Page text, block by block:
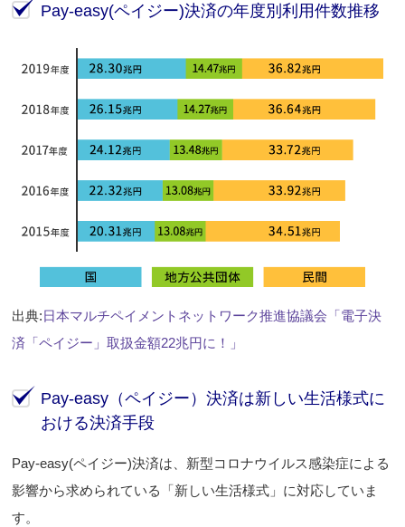
Pay-easy(ペイジー)決済の年度別利用件数推移
出典:日本マルチペイメントネットワーク推進協議会「電子決
済「ペイジー」取扱金額22兆円に！」
Pay-easy（ペイジー）決済は新しい生活様式に
おける決済手段
Pay-easy(ペイジー)決済は、新型コロナウイルス感染症による
影響から求められている「新しい生活様式」に対応していま
す。